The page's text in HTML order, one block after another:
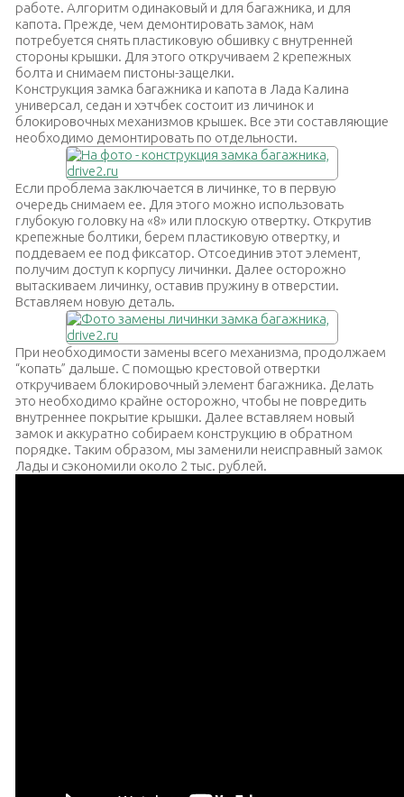
работе. Алгоритм одинаковый и для багажника, и для
капота. Прежде, чем демонтировать замок, нам
потребуется снять пластиковую обшивку с внутренней
стороны крышки. Для этого откручиваем 2 крепежных
болта и снимаем пистоны-защелки.
Конструкция замка багажника и капота в Лада Калина
универсал, седан и хэтчбек состоит из личинок и
блокировочных механизмов крышек. Все эти составляющие
необходимо демонтировать по отдельности.
Если проблема заключается в личинке, то в первую
очередь снимаем ее. Для этого можно использовать
глубокую головку на «8» или плоскую отвертку. Открутив
крепежные болтики, берем пластиковую отвертку, и
поддеваем ее под фиксатор. Отсоединив этот элемент,
получим доступ к корпусу личинки. Далее осторожно
вытаскиваем личинку, оставив пружину в отверстии.
Вставляем новую деталь.
При необходимости замены всего механизма, продолжаем
“копать” дальше. С помощью крестовой отвертки
откручиваем блокировочный элемент багажника. Делать
это необходимо крайне осторожно, чтобы не повредить
внутреннее покрытие крышки. Далее вставляем новый
замок и аккуратно собираем конструкцию в обратном
порядке. Таким образом, мы заменили неисправный замок
Лады и сэкономили около 2 тыс. рублей.